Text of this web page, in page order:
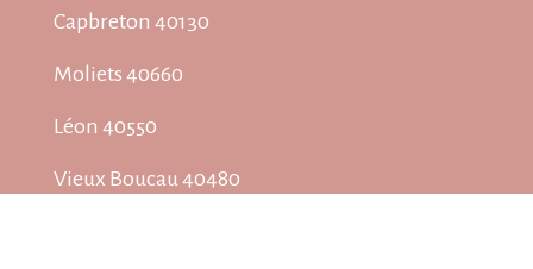
Capbreton 40130
Moliets 40660
Léon 40550
Vieux Boucau 40480